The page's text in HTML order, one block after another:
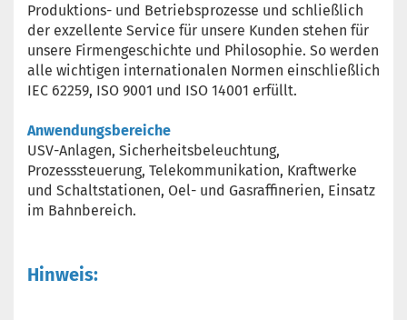
Produktions- und Betriebsprozesse und schließlich
der exzellente Service für unsere Kunden stehen für
unsere Firmengeschichte und Philosophie. So werden
alle wichtigen internationalen Normen einschließlich
IEC 62259, ISO 9001 und ISO 14001 erfüllt.
Anwendungsbereiche
USV-Anlagen, Sicherheitsbeleuchtung,
Prozesssteuerung, Telekommunikation, Kraftwerke
und Schaltstationen, Oel- und Gasraffinerien, Einsatz
im Bahnbereich.
Hinweis: